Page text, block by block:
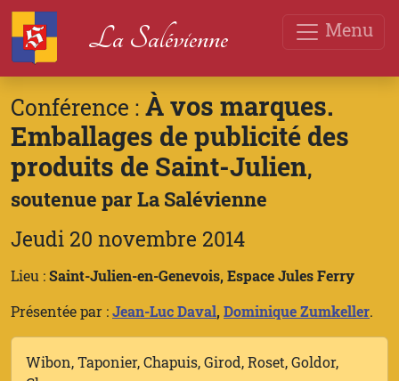
Menu
La Salévienne
Conférence : À vos marques.
Emballages de publicité des
produits de Saint-Julien,
soutenue par La Salévienne
Jeudi 20 novembre 2014
Lieu :Saint-Julien-en-Genevois, Espace Jules Ferry
Présentée par :Jean-Luc Daval,Dominique Zumkeller.
Wibon, Taponier, Chapuis, Girod, Roset, Goldor,